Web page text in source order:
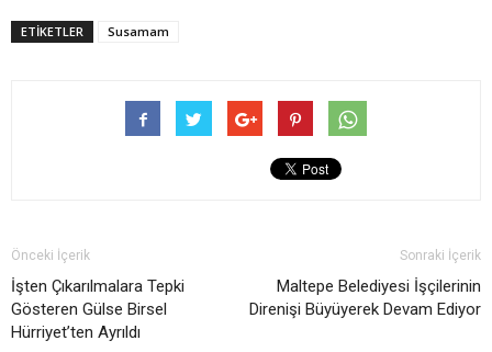
ETIKETLER Susamam
Önceki İçerik
İşten Çıkarılmalara Tepki
Gösteren Gülse Birsel
Hürriyet’ten Ayrıldı
Sonraki İçerik
Maltepe Belediyesi İşçilerinin
Direnişi Büyüyerek Devam Ediyor